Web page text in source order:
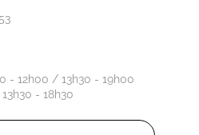
- 12h00 / 13h30 - 19h00
- 18h30